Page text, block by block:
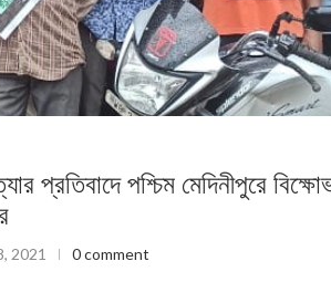
প্রতিবাদে পশ্চিম মেদিনীপুরে
2021 0 comment